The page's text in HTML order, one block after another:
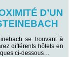
D’UN
se trouvant à
différents hôtels en
ci-dessous…